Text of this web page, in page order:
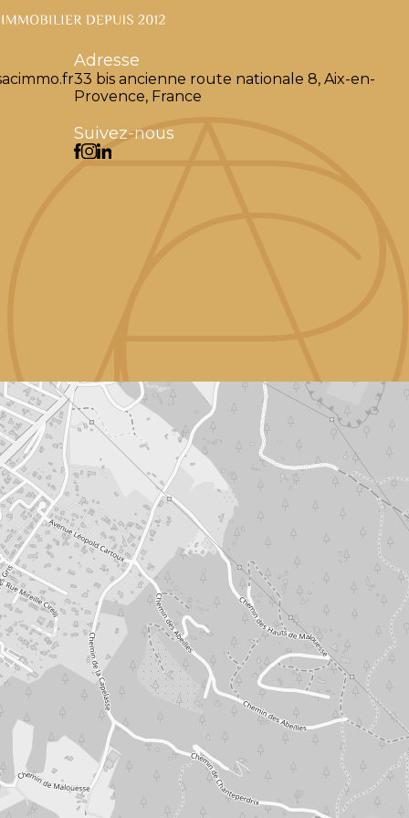
Adresse
33 bis ancienne route nationale 8, Aix-en-
Provence, France
Suivez-nous